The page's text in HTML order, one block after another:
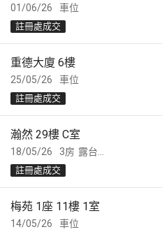
01/06/26 車位
註冊處成交
25/05/26
重德大廈 6樓
車位
註冊處成交
18/05/26
瀚然 29樓 C室
露台...
3房
註冊處成交
14/05/26
梅苑 1座 11樓 1室
車位